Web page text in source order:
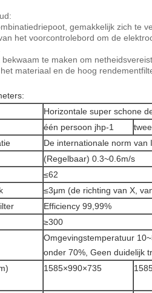
gemakkelijk zich te
het voorcontrolebord om de
te maken om
materiaal en de hoog
Horizontale super schone
één persoon jhp-1
De internationale norm van
(Regelbaar) 0.3~0.6m/s
≤62
≤3μm (de richting van X,
Efficiency 99,99%
≥300
Omgevingstemperatuur
onder 70%, Geen duidelijk
1585×990×735